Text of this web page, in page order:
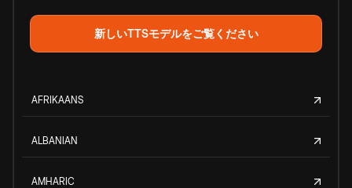
新しいTTSモデルをご覧ください
AFRIKAANS
ALBANIAN
AMHARIC